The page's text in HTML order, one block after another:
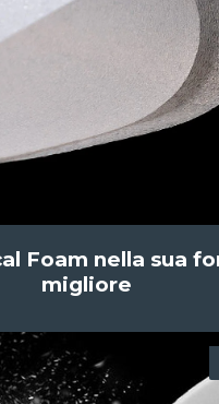
Foam nella sua
migliore